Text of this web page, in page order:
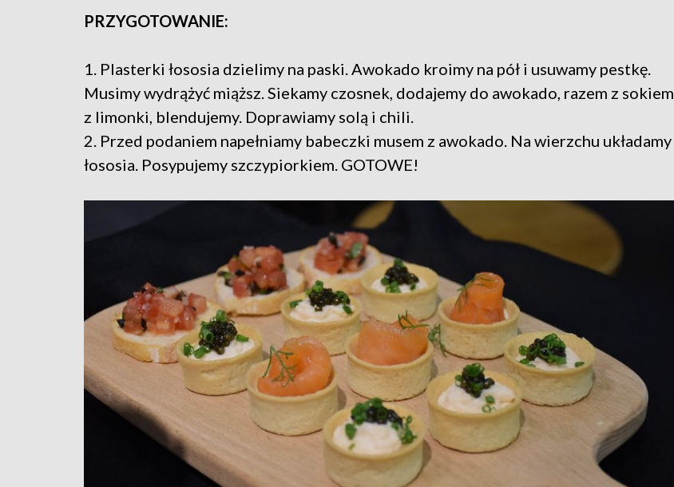
PRZYGOTOWANIE:
1. Plasterki łososia dzielimy na paski. Awokado kroimy na pół i usuwamy pestkę.
Musimy wydrążyć miąższ. Siekamy czosnek, dodajemy do awokado, razem z sokiem
z limonki, blendujemy. Doprawiamy solą i chili.
2. Przed podaniem napełniamy babeczki musem z awokado. Na wierzchu układamy
łososia. Posypujemy szczypiorkiem. GOTOWE!